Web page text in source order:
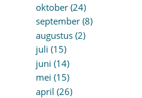
oktober (24)
september (8)
augustus (2)
juli (15)
juni (14)
mei (15)
april (26)